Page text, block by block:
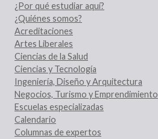
¿Por qué estudiar aquí?
¿Quiénes somos?
Acreditaciones
Artes Liberales
Ciencias de la Salud
Ciencias y Tecnología
Ingeniería, Diseño y Arquitectura
Negocios, Turismo y Emprendimiento
Escuelas especializadas
Calendario
Columnas de expertos